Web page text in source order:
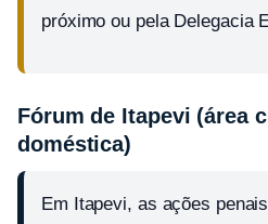
próximo ou pela Delegacia
Fórum de Itapevi (área
doméstica)
Em Itapevi, as ações